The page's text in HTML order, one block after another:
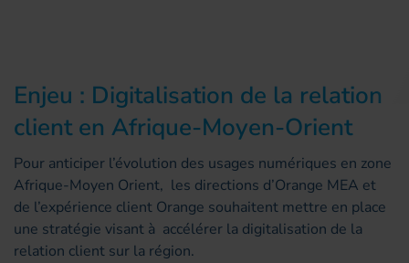
Enjeu : Digitalisation de la relation
client en Afrique-Moyen-Orient
Pour anticiper l’évolution des usages numériques en zone
Afrique-Moyen Orient, les directions d’Orange MEA et
de l’expérience client Orange souhaitent mettre en place
une stratégie visant à accélérer la digitalisation de la
relation client sur la région.